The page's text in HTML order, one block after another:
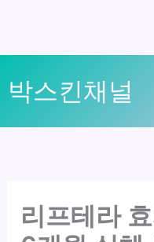
텐
로
박스킨채널
리프테라